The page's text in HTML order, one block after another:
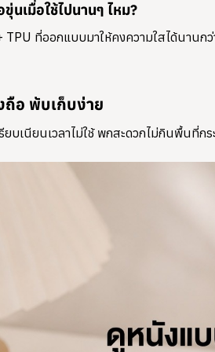
นเมื่อใช้ไปนานๆ ไหม?
ที่ออกแบบมาให้คงความใสได้นานก
อ พับเก็บง่าย
บเนียนเวลาไม่ใช้ พกสะดวกไม่กินพื้นที่กร